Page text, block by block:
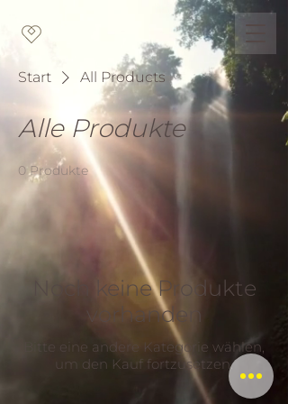
Start All Products
Alle Produkte
0 Produkte
Noch keine Produkte
vorhanden
Bitte eine andere Kategorie wählen,
um den Kauf fortzusetzen.